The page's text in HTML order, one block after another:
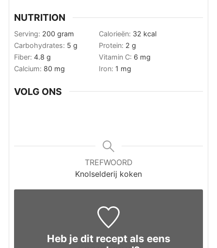
NUTRITION
Serving: 200 gram Calorieën: 32 kcal
Carbohydrates: 5 g Protein: 2 g
Fiber: 4.8 g Vitamin C: 6 mg
Calcium: 80 mg Iron: 1 mg
VOLG ONS
TREFWOORD
Knolselderij koken
Heb je dit recept als eens